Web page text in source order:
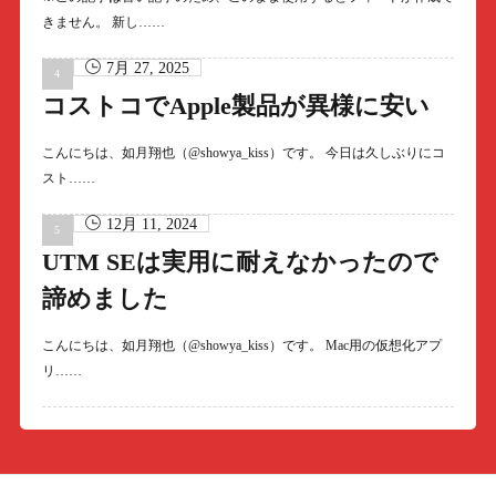
きません。 新し……
7月 27, 2025
コストコでApple製品が異様に安い
こんにちは、如月翔也（@showya_kiss）です。 今日は久しぶりにコ
スト……
12月 11, 2024
UTM SEは実用に耐えなかったので
諦めました
こんにちは、如月翔也（@showya_kiss）です。 Mac用の仮想化アプ
リ……